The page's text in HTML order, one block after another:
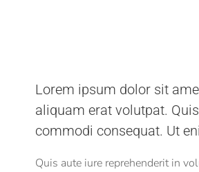
Lorem ipsum dolor sit
aliquam erat volutpat.
commodi consequat. Ut
Quis aute iure reprehenderit in